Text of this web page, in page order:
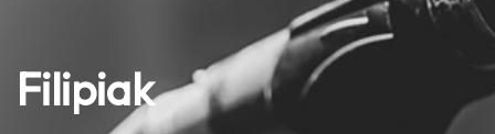
Filipiak